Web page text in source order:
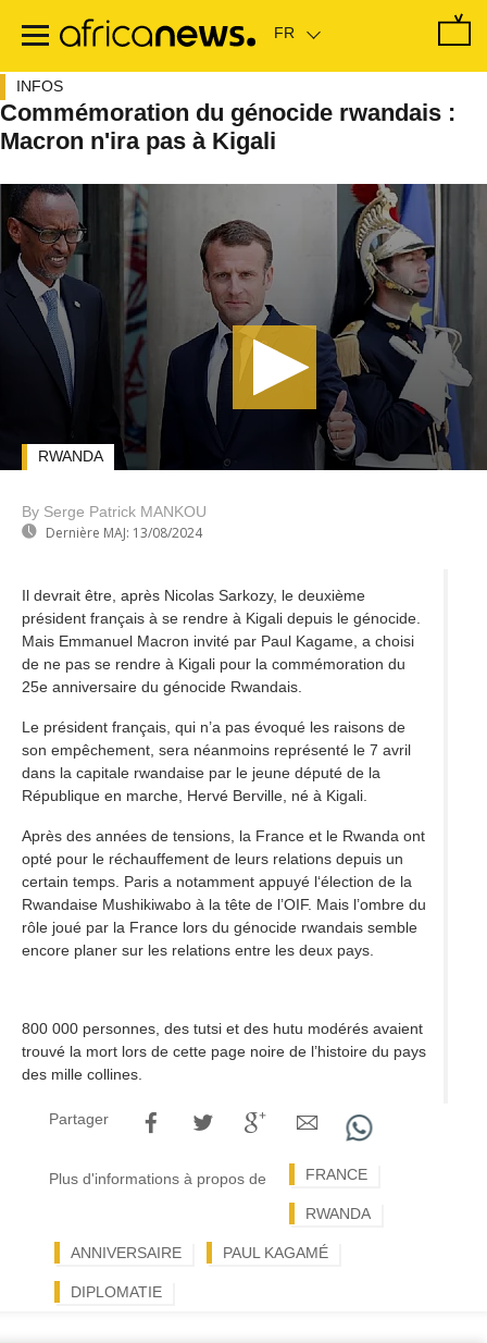
contenu
INFOS
Commémoration du génocide rwandais :
Macron n'ira pas à Kigali
By Serge Patrick MANKOU
Dernière MAJ: 13/08/2024
RWANDA
Il devrait être, après Nicolas Sarkozy, le deuxième
président français à se rendre à Kigali depuis le génocide.
Mais Emmanuel Macron invité par Paul Kagame, a choisi
de ne pas se rendre à Kigali pour la commémoration du
25e anniversaire du génocide Rwandais.
Le président français, qui n’a pas évoqué les raisons de
son empêchement, sera néanmoins représenté le 7 avril
dans la capitale rwandaise par le jeune député de la
République en marche, Hervé Berville, né à Kigali.
Après des années de tensions, la France et le Rwanda ont
opté pour le réchauffement de leurs relations depuis un
certain temps. Paris a notamment appuyé l‘élection de la
Rwandaise Mushikiwabo à la tête de l’OIF. Mais l’ombre du
rôle joué par la France lors du génocide rwandais semble
encore planer sur les relations entre les deux pays.
800 000 personnes, des tutsi et des hutu modérés avaient
trouvé la mort lors de cette page noire de l’histoire du pays
des mille collines.
Partager
Plus d'informations à propos de FRANCE
RWANDA
ANNIVERSAIRE PAUL KAGAMÉ
DIPLOMATIE